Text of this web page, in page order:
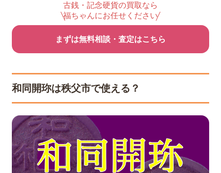
古銭・記念硬貨の買取なら
福ちゃんにお任せください
まずは無料相談・査定はこちら
和同開珎は秩父市で使える？